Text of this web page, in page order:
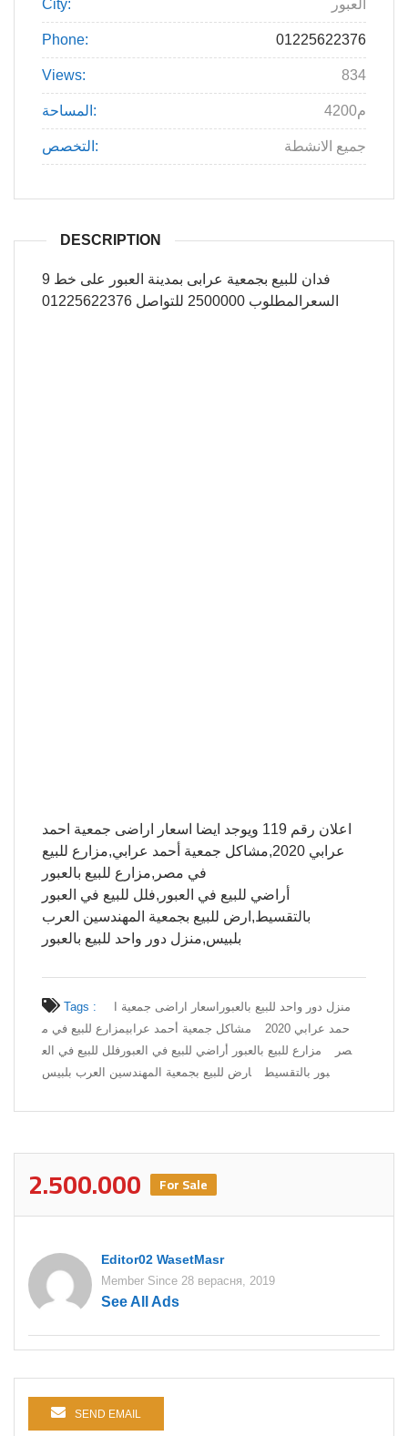
City: العبور
Phone: 01225622376
Views: 834
المساحة: 4200م
التخصص: جميع الانشطة
DESCRIPTION
فدان للبيع بجمعية عرابى بمدينة العبور على خط 9
السعرالمطلوب 2500000 للتواصل 01225622376
اعلان رقم 119 ويوجد ايضا اسعار اراضى جمعية احمد
عرابي 2020,مشاكل جمعية أحمد عرابي,مزارع للبيع
في مصر,مزارع للبيع بالعبور
أراضي للبيع في العبور,فلل للبيع في العبور
بالتقسيط,ارض للبيع بجمعية المهندسين العرب
بلبيس,منزل دور واحد للبيع بالعبور
Tags : منزل دور واحد للبيع بالعبور اسعار اراضى جمعية ا
حمد عرابي 2020
مشاكل جمعية أحمد عرابيمزارع للبيع في م
صر
مزارع للبيع بالعبور أراضي للبيع في العبور فلل للبيع في الع
بور بالتقسيط
ارض للبيع بجمعية المهندسين العرب بلبيس
2.500.000 For Sale
Editor02 WasetMasr
Member Since 28 верасня, 2019
See All Ads
SEND EMAIL